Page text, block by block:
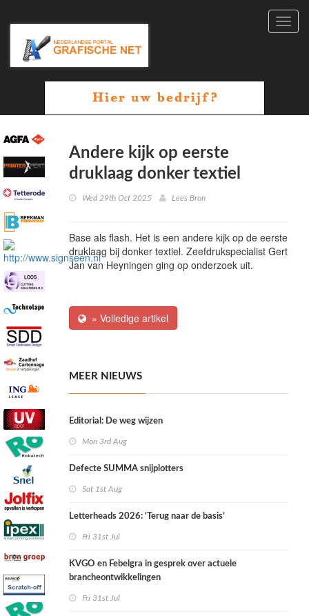
Andere kijk op eerste
druklaag donker textiel
Wed 29th Oct 2025 Lees Bron
Base als flash. Het is een andere kijk op de eerste
druklaag bij donker textiel. Zeefdrukspecialist Gert
Jan van Heyningen ging op onderzoek uit.
» Volledige artikel
MEER NIEUWS
Editorial: De weg wijzen
Mon 3rd Aug
Defecte SUMMA snijplotters
Sat 1st Aug
Letterheads 2026: ‘Terug naar de basis’
Fri 31st Jul
KVGO en Febelgra in gesprek over actuele
brancheontwikkelingen
Fri 31st Jul